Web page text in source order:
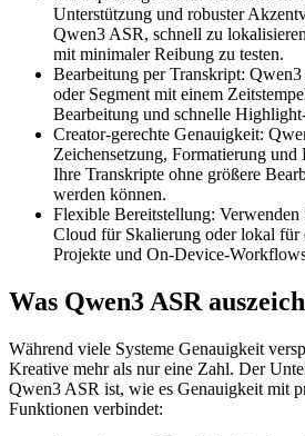
Unterstützung und robuster
Qwen3 ASR, schnell zu
mit minimaler Reibung zu testen.
Bearbeitung per Transkript:
oder Segment mit einem
Bearbeitung und schnelle
Creator-gerechte Genauigkeit:
Zeichensetzung, Formatierung und
Ihre Transkripte ohne größere
werden können.
Flexible Bereitstellung:
Cloud für Skalierung oder lokal für
Projekte und On-Device-
Was Qwen3 ASR
Während viele Systeme Genauigkeit
Kreative mehr als nur eine Zahl. Der
Qwen3 ASR ist, wie es Genauigkeit mit
Funktionen verbindet: